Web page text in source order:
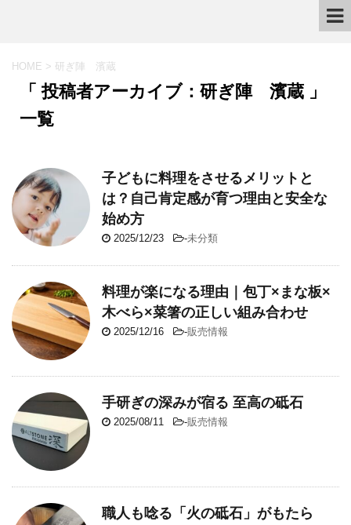
HOME > 研ぎ陣 濱蔵
「 投稿者アーカイブ：研ぎ陣 濱蔵 」
一覧
子どもに料理をさせるメリットと
は？自己肯定感が育つ理由と安全な
始め方
2025/12/23 -未分類
料理が楽になる理由｜包丁×まな板×
木べら×菜箸の正しい組み合わせ
2025/12/16 -販売情報
手研ぎの深みが宿る 至高の砥石
2025/08/11 -販売情報
職人も唸る「火の砥石」がもたら